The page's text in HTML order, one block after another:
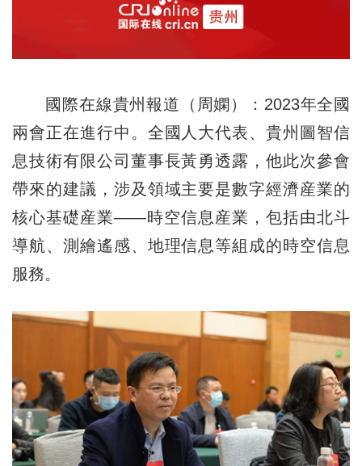
國際在線貴州報道（周嫻）：2023年全國
兩會正在進行中。全國人大代表、貴州圖智信
息技術有限公司董事長黃勇透露，他此次參會
帶來的建議，涉及領域主要是數字經濟産業的
核心基礎産業——時空信息産業，包括由北斗
導航、測繪遙感、地理信息等組成的時空信息
服務。